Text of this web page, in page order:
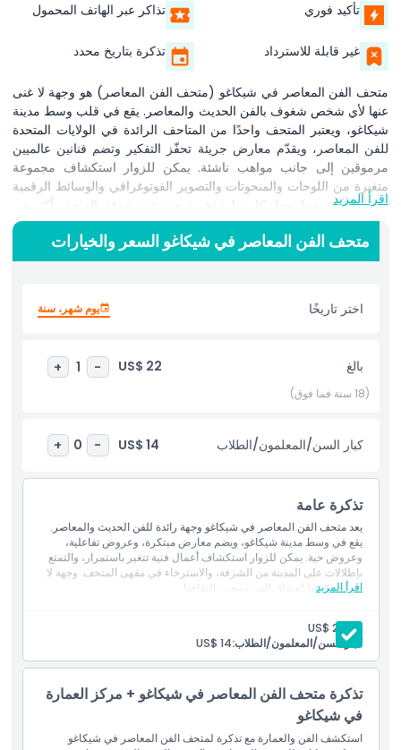
تأكيد فوري تذاكر عبر الهاتف المحمول
غير قابلة للاسترداد تذكرة بتاريخ محدد
متحف الفن المعاصر في شيكاغو (متحف الفن المعاصر) هو وجهة لا غنى
عنها لأي شخص شغوف بالفن الحديث والمعاصر. يقع في قلب وسط مدينة
شيكاغو، ويعتبر المتحف واحدًا من المتاحف الرائدة في الولايات المتحدة
للفن المعاصر، ويقدّم معارض جريئة تحفّز التفكير وتضم فنانين عالميين
مرموقين إلى جانب مواهب ناشئة. يمكن للزوار استكشاف مجموعة
متغيرة من اللوحات والمنحوتات والتصوير الفوتوغرافي والوسائط الرقمية
وفنون الأداء، مما يجعل كل زيارة تجربة جديدة ومشوقة. المتحف أكثر من
مجرد مكان عرض؛ إنه محور ثقافي نابض يستضيف عروضًا حية وعروض
أفلام وحديثًا مع الفنانين وبرامج تعليمية تفاعلية مصممة لإثارة الإبداع
والحوار. من المعالم البارزة تراس ذو إطلالة على أفق المدينة، ومقهى
مليء بمنتجات مستوحاة من الفن. سواء كنت من محبي الفن المتشددين
أو تستكشف معالم شيكاغو، يقدم متحف الفن المعاصر في شيكاغو رحلة
أبرز المعالم
المتضمنات
سياسة الأطفال والبالغين
الاستثناءات
ما يجب معرفته
الموقع
اقرأ المزيد
متحف الفن المعاصر في شيكاغو السعر والخيارات
اختر تاريخًا يوم شهر، سنة
بالغ US$ 22
-
1
+
(18 سنة فما فوق)
كبار السن/المعلمون/الطلاب US$ 14
-
0
+
تذكرة عامة
يعد متحف الفن المعاصر في شيكاغو وجهة رائدة للفن الحديث والمعاصر.
يقع في وسط مدينة شيكاغو، ويضم معارض مبتكرة، وعروض تفاعلية،
وعروض حية. يمكن للزوار استكشاف أعمال فنية تتغير باستمرار، والتمتع
بإطلالات على المدينة من الشرفة، والاسترخاء في مقهى المتحف. وجهة لا
بد من زيارتها لعشاق الفن ومحبي الثقافة!
اقرأ المزيد
بالغ:
US$ 22
كبار السن/المعلمون/الطلاب:US$ 14
تذكرة متحف الفن المعاصر في شيكاغو + مركز العمارة
في شيكاغو
استكشف الفن والعمارة مع تذكرة لمتحف الفن المعاصر في شيكاغو